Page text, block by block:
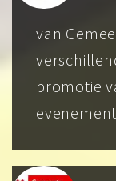
van
promotie